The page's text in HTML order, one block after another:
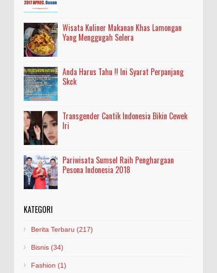
Wisata Kuliner Makanan Khas Lamongan
Yang Menggugah Selera
Anda Harus Tahu !! Ini Syarat Perpanjang
Skck
Transgender Cantik Indonesia Bikin Cewek
Iri
Pariwisata Sumsel Raih Penghargaan
Pesona Indonesia 2018
KATEGORI
Berita Terbaru (217)
Bisnis (34)
Fashion (1)